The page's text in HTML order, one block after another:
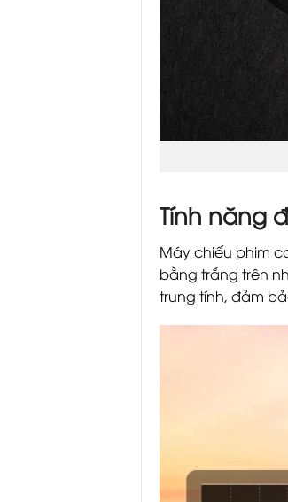
Tính năng
Máy chiếu phim
bằng trắng trên
trung tính, đảm